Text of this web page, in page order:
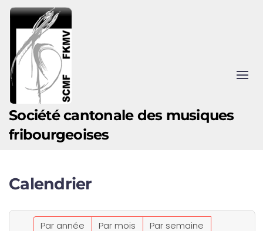
Accéder au contenu principal
Société cantonale des musiques
fribourgeoises
Calendrier
Par année Par mois
Par semaine